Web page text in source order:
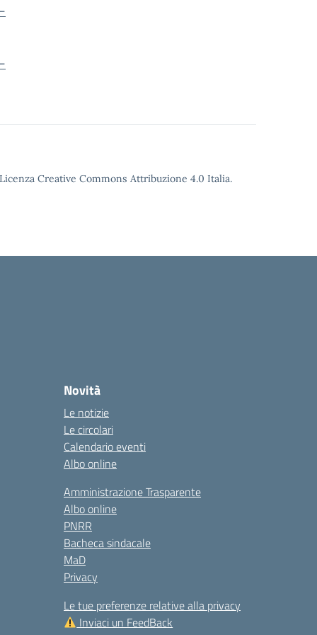
Creative Commons Attribuzione 4.0 Italia.
Novità
Le notizie
Le circolari
Calendario eventi
Albo online
Amministrazione Trasparente
Albo online
PNRR
Bacheca sindacale
MaD
Privacy
Le tue preferenze relative alla privacy
Inviaci un FeedBack